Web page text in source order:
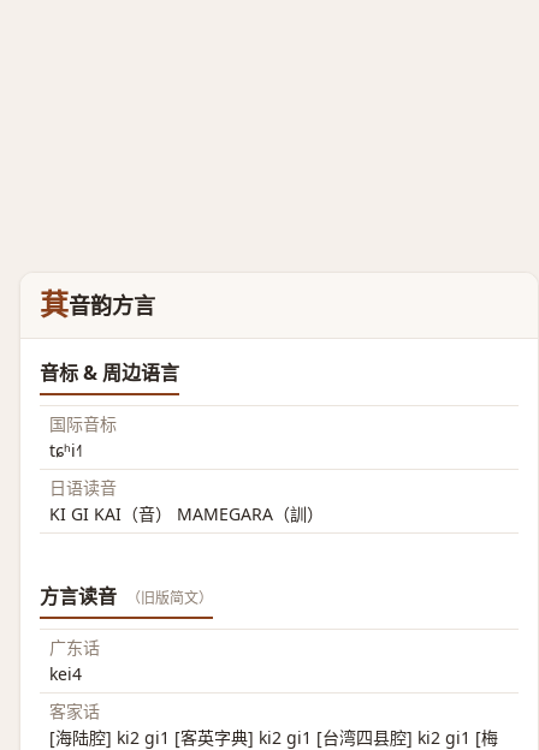
萁音韵方言
音标 & 周边语言
国际音标
tɕʰi˧˥
日语读音
KI GI KAI（音） MAMEGARA（訓）
方言读音 （旧版简文）
广东话
kei4
客家话
[海陆腔] ki2 gi1 [客英字典] ki2 gi1 [台湾四县腔] ki2 gi1 [梅